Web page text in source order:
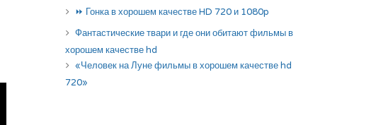
⏩ Гонка в хорошем качестве HD 720 и 1080p
Фантастические твари и где они обитают фильмы в
хорошем качестве hd
«Человек на Луне фильмы в хорошем качестве hd
720»